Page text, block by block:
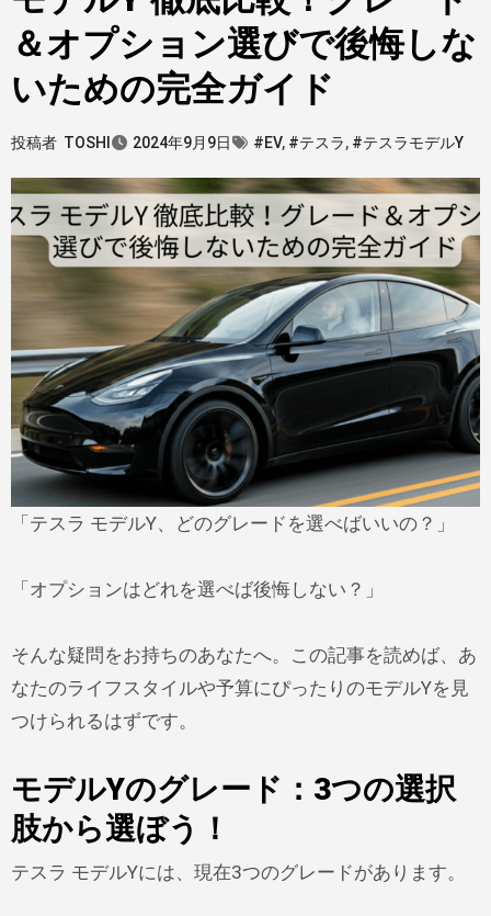
＆オプション選びで後悔しな
いための完全ガイド
投稿者 TOSHI 2024年9月9日 #EV, #テスラ, #テスラモデルY
「テスラ モデルY、どのグレードを選べばいいの？」
「オプションはどれを選べば後悔しない？」
そんな疑問をお持ちのあなたへ。この記事を読めば、あ
なたのライフスタイルや予算にぴったりのモデルYを見
つけられるはずです。
モデルYのグレード：3つの選択
肢から選ぼう！
テスラ モデルYには、現在3つのグレードがあります。